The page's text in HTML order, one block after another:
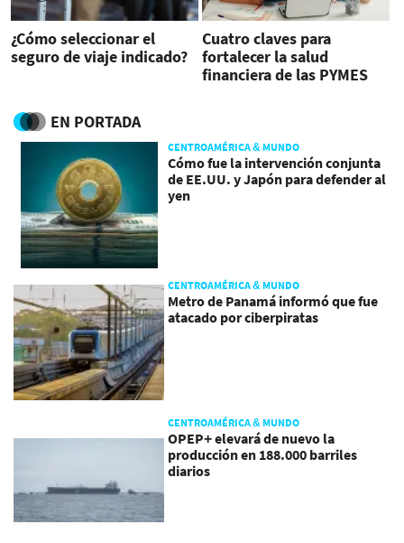
¿Cómo seleccionar el
seguro de viaje indicado?
Cuatro claves para
fortalecer la salud
financiera de las PYMES
EN PORTADA
CENTROAMÉRICA & MUNDO
Cómo fue la intervención conjunta
de EE.UU. y Japón para defender al
yen
CENTROAMÉRICA & MUNDO
Metro de Panamá informó que fue
atacado por ciberpiratas
CENTROAMÉRICA & MUNDO
OPEP+ elevará de nuevo la
producción en 188.000 barriles
diarios